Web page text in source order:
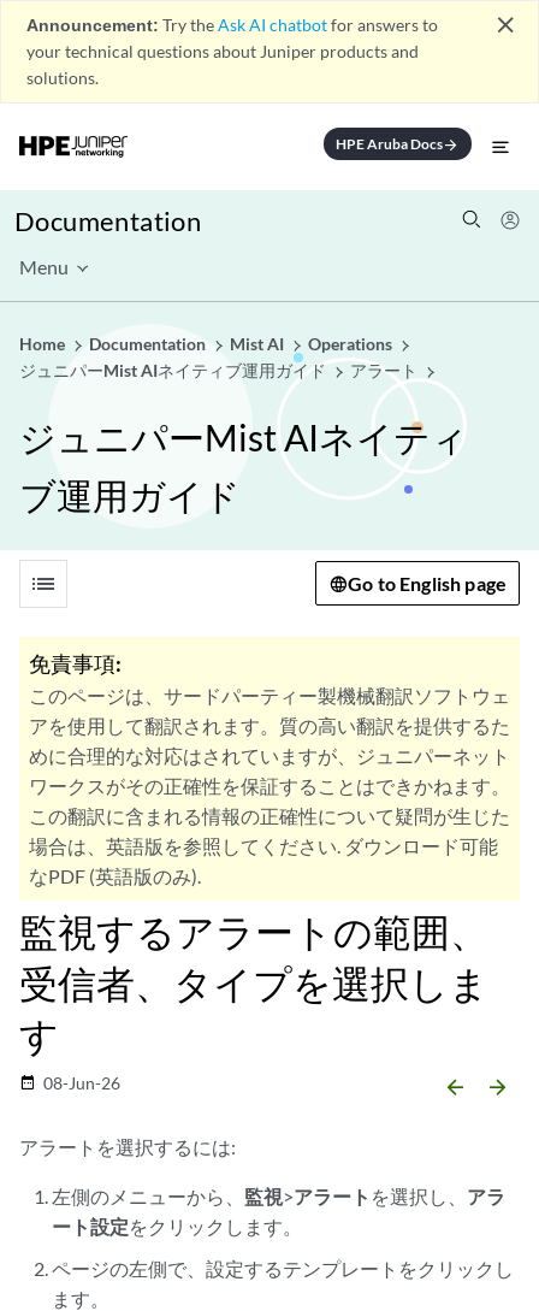
Announcement: Try theAsk AI chatbotfor answers to
your technical questions about Juniper products and
solutions.
close
HPE Aruba Docsarrow_forward
Documentation
Menu
Home Documentation Mist AI
Operations
ジュニパーMist AIネイティブ運用ガイド
アラート
ジュニパーMist AIネイティ
ブ運用ガイド
list Go to English page
免責事項:
このページは、サードパーティー製機械翻訳ソフトウェ
アを使用して翻訳されます。質の高い翻訳を提供するた
めに合理的な対応はされていますが、ジュニパーネット
ワークスがその正確性を保証することはできかねます。
この翻訳に含まれる情報の正確性について疑問が生じた
場合は、英語版を参照してください. ダウンロード可能
なPDF (英語版のみ).
監視するアラートの範囲、
受信者、タイプを選択しま
す
date_range 08-Jun-26 arrow_backward arrow_forward
アラートを選択するには:
左側のメニューから、 監視>アラート を選択し、 アラ
ート設定をクリックします。
ページの左側で、設定するテンプレートをクリックし
ます。